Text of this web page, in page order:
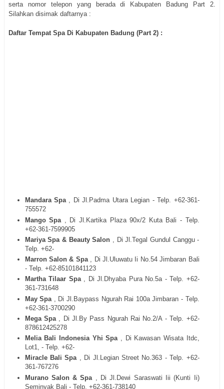
serta nomor telepon yang berada di Kabupaten Badung Part 2.
Silahkan disimak daftarnya :
Daftar Tempat Spa Di Kabupaten Badung (Part 2) :
Mandara Spa , Di Jl.Padma Utara Legian - Telp. +62-361-
755572
Mango Spa
, Di Jl.Kartika Plaza 90x/2 Kuta Bali - Telp.
+62-361-7599905
Mariya Spa & Beauty Salon
, Di Jl.Tegal Gundul Canggu -
Telp. +62-
Marron Salon & Spa , Di Jl.Uluwatu Ii No.54 Jimbaran Bali
- Telp. +62-85101841123
Martha Tilaar Spa , Di Jl.Dhyaba Pura No.5a - Telp. +62-
361-731648
May Spa
, Di Jl.Baypass Ngurah Rai 100a Jimbaran - Telp.
+62-361-3700290
Mega Spa
, Di Jl.By Pass Ngurah Rai No.2/A - Telp. +62-
878612425278
Melia Bali Indonesia Yhi Spa , Di Kawasan Wisata Itdc,
Lot1, - Telp. +62-
Miracle Bali Spa , Di Jl.Legian Street No.363 - Telp. +62-
361-767276
Murano Salon & Spa
, Di Jl.Dewi Saraswati Iii (Kunti Ii)
Seminyak Bali - Telp. +62-361-738140